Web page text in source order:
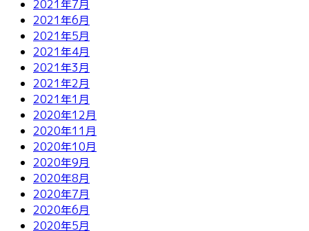
2021年7月
2021年6月
2021年5月
2021年4月
2021年3月
2021年2月
2021年1月
2020年12月
2020年11月
2020年10月
2020年9月
2020年8月
2020年7月
2020年6月
2020年5月